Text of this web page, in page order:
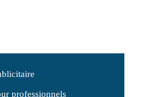
professionnels